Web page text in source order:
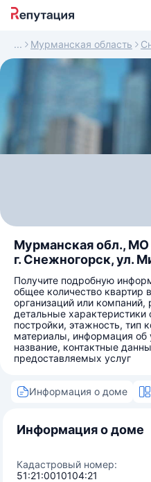
Мурманская область
Мурманская обл.,
г. Снежногорск, ул.
Получите подробную
общее количество квартир
организаций или
детальные характеристики
постройки, этажность, тип
материалы, информация
название, контактные
предоставляемых услуг
Информация о доме
Информация о доме
Кадастровый номер:
51:21:0010104:21